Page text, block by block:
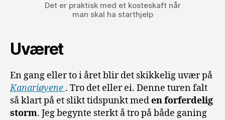
Det er praktisk med et kosteskaft når
man skal ha starthjelp
Uværet
En gang eller to i året blir det skikkelig uvær på
Kanariøyene . Tro det eller ei. Denne turen falt
så klart på et slikt tidspunkt meden forferdelig
storm. Jeg begynte sterkt å tro på både ganing